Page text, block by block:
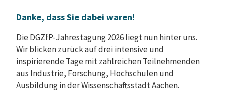
Danke, dass Sie dabei waren!
Die DGZfP-Jahrestagung 2026 liegt nun hinter uns.
Wir blicken zurück auf drei intensive und
inspirierende Tage mit zahlreichen Teilnehmenden
aus Industrie, Forschung, Hochschulen und
Ausbildung in der Wissenschaftsstadt Aachen.